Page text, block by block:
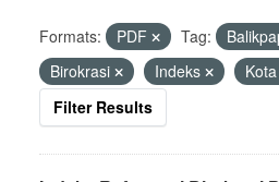
Formats: PDF Tag:
Birokrasi
Indeks
Kota
Filter Results